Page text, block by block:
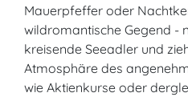
Mauerpfeffer oder
wildromantische Gegend -
kreisende Seeadler und
Atmosphäre des
wie Aktienkurse oder